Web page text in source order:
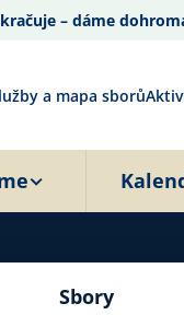
– dáme
a mapa sborů
Sbory